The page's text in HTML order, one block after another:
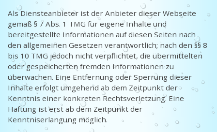
Als Diensteanbieter ist der Anbieter dieser Webseite
gemäß § 7 Abs. 1 TMG für eigene Inhalte und
bereitgestellte Informationen auf diesen Seiten nach
den allgemeinen Gesetzen verantwortlich; nach den §§ 8
bis 10 TMG jedoch nicht verpflichtet, die übermittelten
oder gespeicherten fremden Informationen zu
überwachen. Eine Entfernung oder Sperrung dieser
Inhalte erfolgt umgehend ab dem Zeitpunkt der
Kenntnis einer konkreten Rechtsverletzung. Eine
Haftung ist erst ab dem Zeitpunkt der
Kenntniserlangung möglich.